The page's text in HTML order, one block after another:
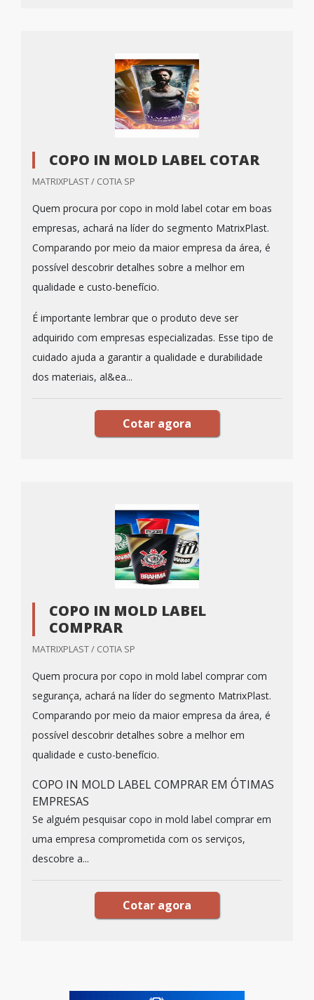
COPO IN MOLD LABEL COTAR
MATRIXPLAST / COTIA SP
Quem procura por copo in mold label cotar em boas
empresas, achará na líder do segmento MatrixPlast.
Comparando por meio da maior empresa da área, é
possível descobrir detalhes sobre a melhor em
qualidade e custo-benefício.
É importante lembrar que o produto deve ser
adquirido com empresas especializadas. Esse tipo de
cuidado ajuda a garantir a qualidade e durabilidade
dos materiais, al&ea...
Cotar agora
COPO IN MOLD LABEL
COMPRAR
MATRIXPLAST / COTIA SP
Quem procura por copo in mold label comprar com
segurança, achará na líder do segmento MatrixPlast.
Comparando por meio da maior empresa da área, é
possível descobrir detalhes sobre a melhor em
qualidade e custo-benefício.
COPO IN MOLD LABEL COMPRAR EM ÓTIMAS
EMPRESAS
Se alguém pesquisar copo in mold label comprar em
uma empresa comprometida com os serviços,
descobre a...
Cotar agora